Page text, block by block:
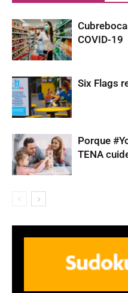
COVID-19
Six Flags
Porque
TENA